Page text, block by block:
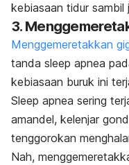
kebiasaan tidur sambil
3.
Menggemeretakkan
tanda sleep apnea
kebiasaan buruk ini
Sleep apnea sering
amandel, kelenjar
tenggorokan
Nah,